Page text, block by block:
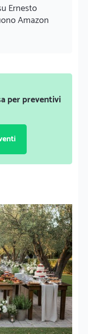
Ernesto
Amazon
per preventivi